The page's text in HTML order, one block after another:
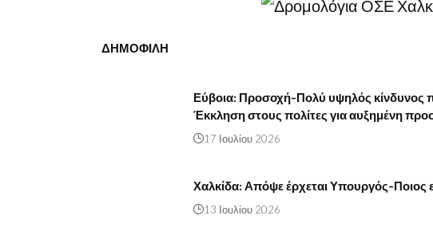
ΔΗΜΟΦΙΛΗ
Εύβοια: Προσοχή-Πολύ υψηλός κίνδυνος
Έκκληση στους πολίτες για αυξημένη
17 Ιουλίου 2026
Χαλκίδα: Απόψε έρχεται Υπουργός-Ποιος
13 Ιουλίου 2026